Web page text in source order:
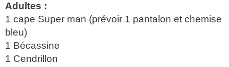
Adultes :
1 cape Super man (prévoir 1 pantalon et chemise
bleu)
1 Bécassine
1 Cendrillon